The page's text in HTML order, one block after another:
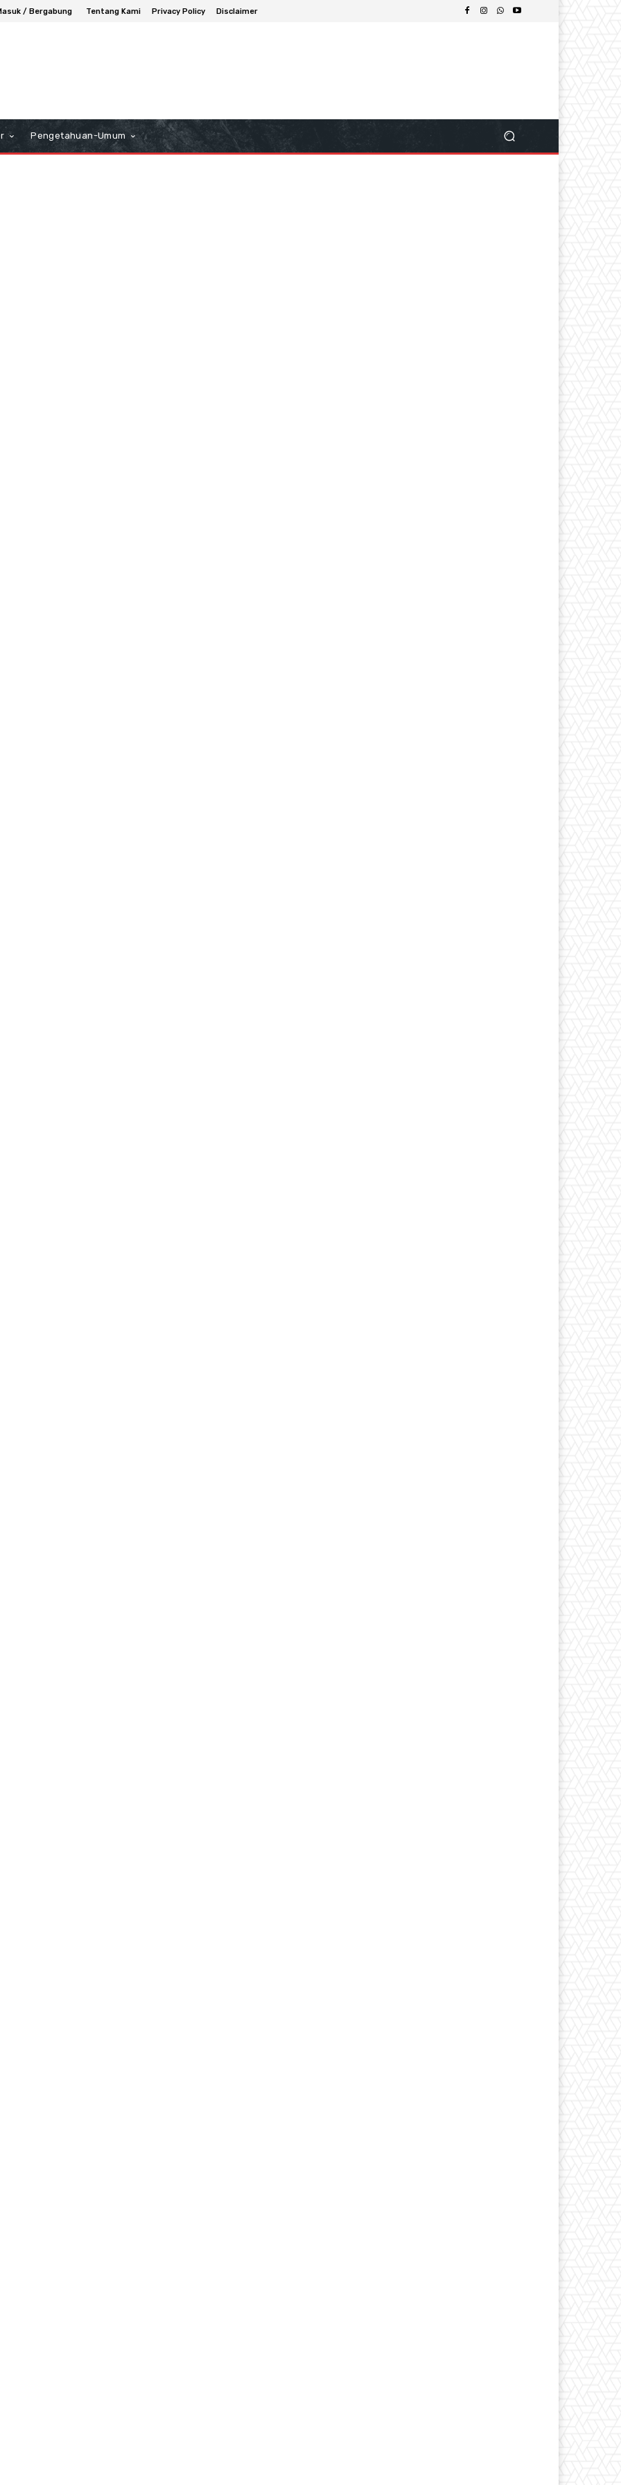
/ Bergabung Tentang Kami Privacy Policy Disclaimer
Pengetahuan-Umum